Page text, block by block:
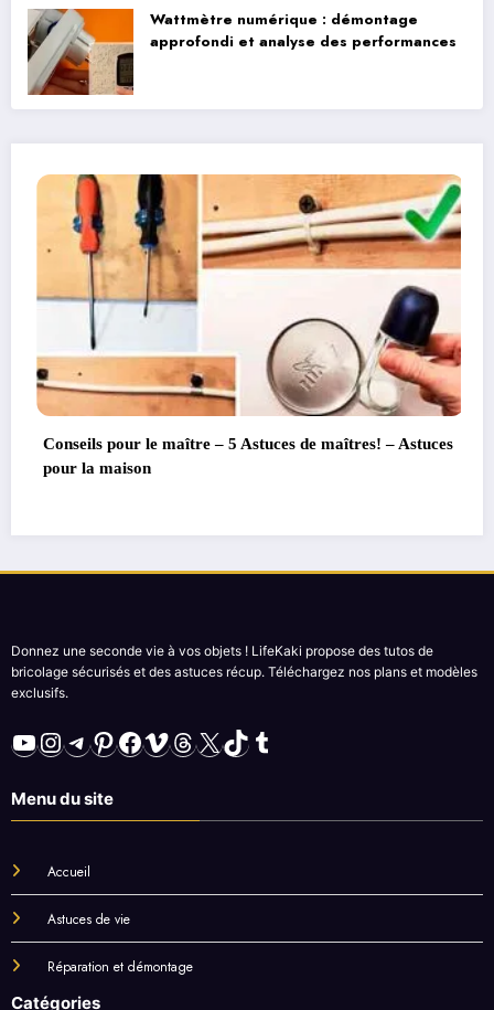
Wattmètre numérique : démontage
approfondi et analyse des performances
le maître – 5 Astuces de maîtres! – Astuces
Comment
Donnez une seconde vie à vos objets ! LifeKaki propose des tutos de
bricolage sécurisés et des astuces récup. Téléchargez nos plans et modèles
exclusifs.
YouTube
Instagram
Telegram
Pinterest
Facebook
Vimeo
Threads
X TikTokTumblr
Menu du site
Accueil
Astuces de vie
Réparation et démontage
Catégories